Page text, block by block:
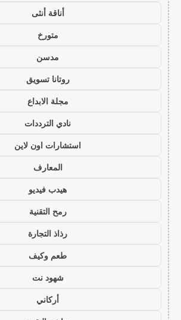
أناقة أنثى
متورخ
مدسن
روتانا تسويق
مجلة الابداع
نادي الترددات
استشارات اون لاين
المعارف
هيدب فيديو
رمح التقنية
رذاذ التجارة
طعم وكيف
شهود نت
أركاني